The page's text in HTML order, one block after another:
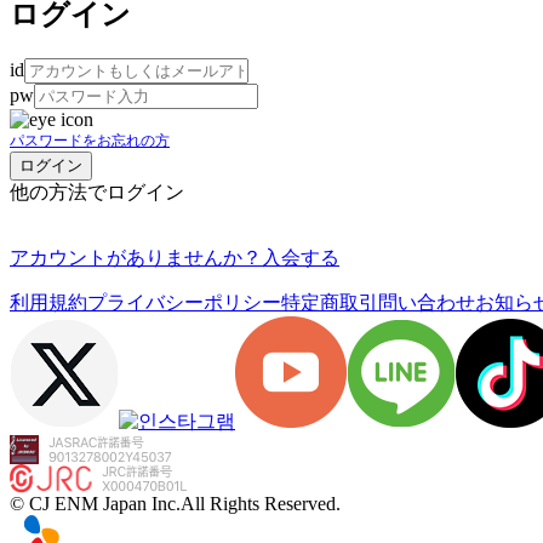
ログイン
id
pw
パスワードをお忘れの方
他の方法でログイン
アカウントがありませんか？ 入会する
利用規約プライバシーポリシー特定商取引 問い合わせお知ら
© CJ ENM Japan Inc.All Rights Reserved.